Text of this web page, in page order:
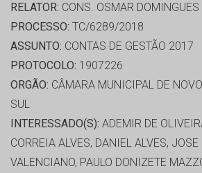
RELATOR: CONS. OSMAR
PROCESSO: TC/6289/2018
ASSUNTO: CONTAS DE GESTÃO 2017
PROTOCOLO: 1907226
ORGÃO: CÂMARA MUNICIPAL DE
SUL
INTERESSADO(S): ADEMIR DE
CORREIA ALVES, DANIEL ALVES, JOSE
VALENCIANO, PAULO DONIZETE